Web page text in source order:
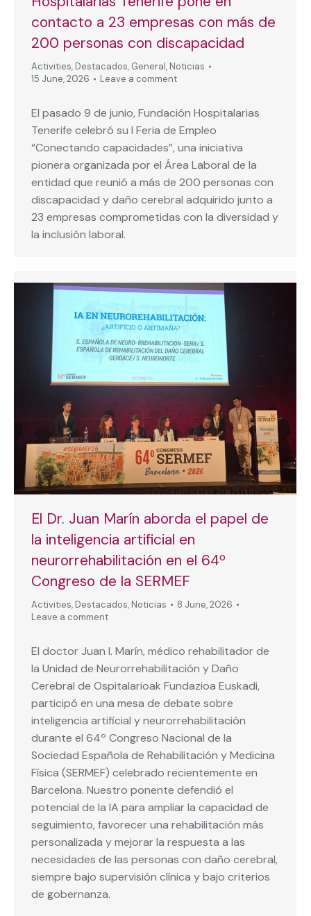
contacto a 23 empresas con más de
200 personas con discapacidad
Activities, Destacados, General, Noticias
15 June, 2026
Leave a comment
El pasado 9 de junio, Fundación Hospitalarias
Tenerife celebró su I Feria de Empleo
“Conectando capacidades”, una iniciativa
pionera organizada por el Área Laboral de la
entidad que reunió a más de 200 personas con
discapacidad y daño cerebral adquirido junto a
23 empresas comprometidas con la diversidad y
la inclusión laboral.
El Dr. Juan Marín aborda el papel de
la inteligencia artificial en
neurorrehabilitación en el 64º
Congreso de la SERMEF
Activities, Destacados, Noticias
8 June, 2026
Leave a comment
El doctor Juan I. Marín, médico rehabilitador de
la Unidad de Neurorrehabilitación y Daño
Cerebral de Ospitalarioak Fundazioa Euskadi,
participó en una mesa de debate sobre
inteligencia artificial y neurorrehabilitación
durante el 64º Congreso Nacional de la
Sociedad Española de Rehabilitación y Medicina
Física (SERMEF) celebrado recientemente en
Barcelona. Nuestro ponente defendió el
potencial de la IA para ampliar la capacidad de
seguimiento, favorecer una rehabilitación más
personalizada y mejorar la respuesta a las
necesidades de las personas con daño cerebral,
siempre bajo supervisión clínica y bajo criterios
de gobernanza.